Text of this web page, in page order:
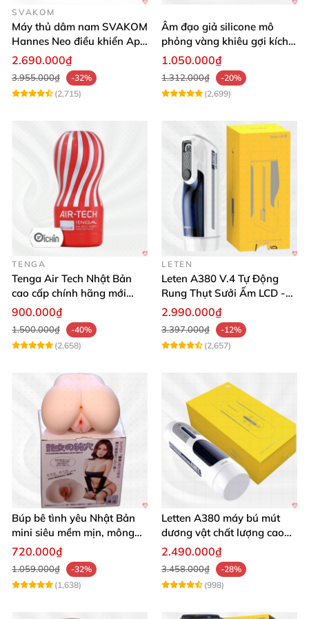
SVAKOM
Máy thủ dâm nam SVAKOM
Hannes Neo điều khiển App
tương tác
2.690.000₫
3.955.000₫
-32%
(2,715)
Âm đạo giả silicone mô
phỏng vàng khiêu gợi kích
thích mua
1.050.000₫
1.312.000₫
-20%
(2,699)
TENGA
Tenga Air Tech Nhật Bản
cao cấp chính hãng mới
seal giá tốt
900.000₫
1.500.000₫
-40%
(2,658)
LETEN
Leten A380 V.4 Tự Động
Rung Thụt Sưởi Ấm LCD -
Mua Ngay
2.990.000₫
3.397.000₫
-12%
(2,657)
Búp bê tình yêu Nhật Bản
mini siêu mềm mịn, mông
tròn quyến rũ
720.000₫
1.059.000₫
-32%
(1,638)
Letten A380 máy bú mút
dương vật chất lượng cao
giá tốt
2.490.000₫
3.458.000₫
-28%
(998)